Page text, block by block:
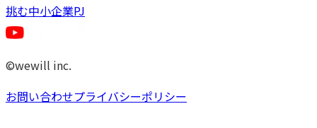
挑む中小企業PJ
©wewill inc.
お問い合わせプライバシーポリシー